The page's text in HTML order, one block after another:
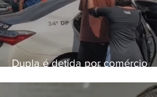
Dupla é detida por comércio
Bangu